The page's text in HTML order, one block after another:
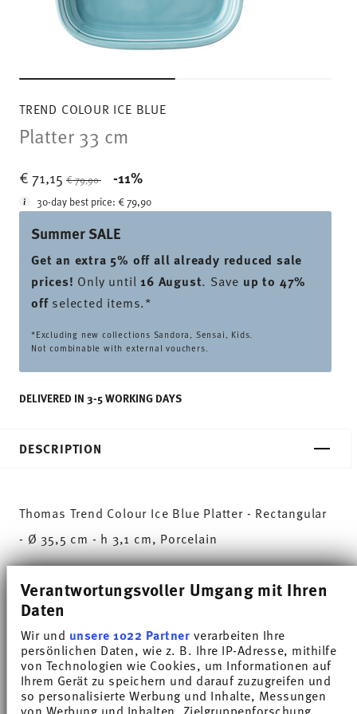
Verantwortungsvoller Umgang mit Ihren
Daten
Wir und unsere 1022 Partnerverarbeiten Ihre
persönlichen Daten, wie z. B. Ihre IP-Adresse, mithilfe
von Technologien wie Cookies, um Informationen auf
Ihrem Gerät zu speichern und darauf zuzugreifen und
so personalisierte Werbung und Inhalte, Messungen
von Werbung und Inhalten, Zielgruppenforschung
TREND COLOUR ICE BLUE
Platter 33 cm
€ 71,15 Price reduced from
€ 79,90 -11%
30-day best price:€ 79,90
Summer SALE
Get an extra 5% off all already reduced sale
prices! Only until16 August. Save up to 47%
offselected items.*
*Excluding new collections Sandora, Sensai, Kids.
Not combinable with external vouchers.
DELIVERED IN 3-5 WORKING DAYS
DESCRIPTION
Thomas Trend Colour Ice Blue Platter - Rectangular
- Ø 35,5 cm - h 3,1 cm, Porcelain
most popular dinnerware for everyday use. Trend
Colour sets coloured accents - inspired by the
nature of the North.
Ice Blue lets the finely ribbed structure of plates,